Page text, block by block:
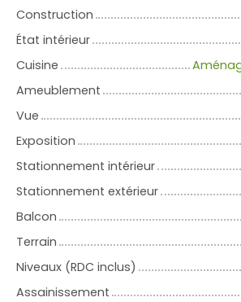
Construction
État intérieur
Cuisine
Ameublement
Vue
Exposition
Stationnement intérieur
Stationnement extérieur
Balcon
Terrain
Niveaux (RDC inclus)
Assainissement